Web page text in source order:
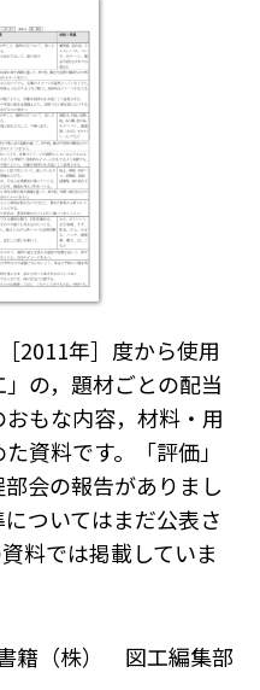
2011年］度から使用
の，題材ごとの配当
もな内容，材料・用
資料です。「評価」
会の報告がありまし
ついてはまだ公表さ
料では掲載していま
籍（株） 図工編集部